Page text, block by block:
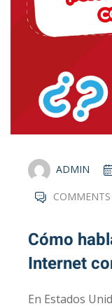
ADMIN
Cómo
Internet
En Estados